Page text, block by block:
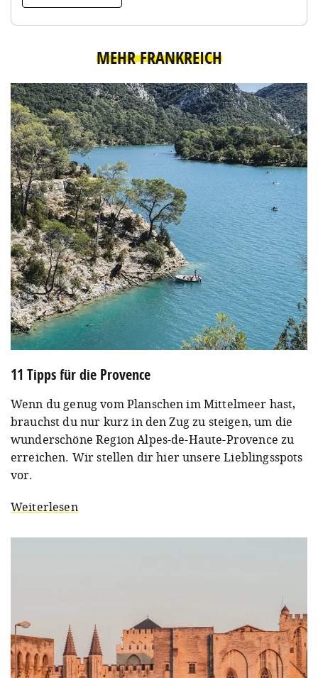
MEHR FRANKREICH
11 Tipps für die Provence
Wenn du genug vom Planschen im Mittelmeer hast,
brauchst du nur kurz in den Zug zu steigen, um die
wunderschöne Region Alpes-de-Haute-Provence zu
erreichen. Wir stellen dir hier unsere Lieblingsspots
vor.
Weiterlesen